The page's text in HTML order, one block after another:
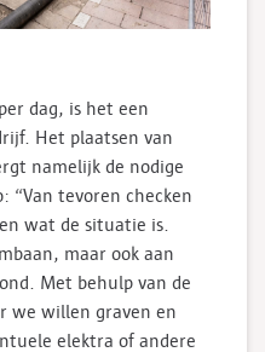
dag, is het een
Het plaatsen van
namelijk de nodige
“Van tevoren checken
wat de situatie is.
maar ook aan
Met behulp van de
we willen graven en
elektra of andere